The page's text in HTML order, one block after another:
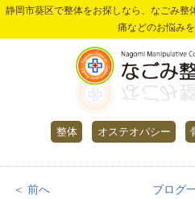
静岡市葵区で整体をお探しなら、なごみ
痛などのお悩み
整体 オステオパシー
＜ 前へ ブログ